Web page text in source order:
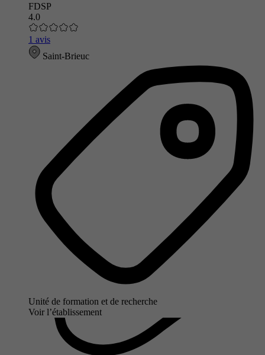
FDSP
4.0
1 avis
Saint-Brieuc
Unité de formation et de recherche
Voir l’établissement